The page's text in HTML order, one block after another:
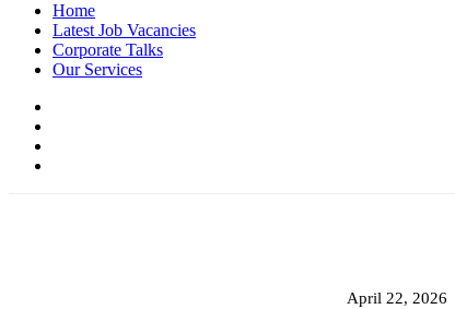
Home
Latest Job Vacancies
Corporate Talks
Our Services
April 22, 2026